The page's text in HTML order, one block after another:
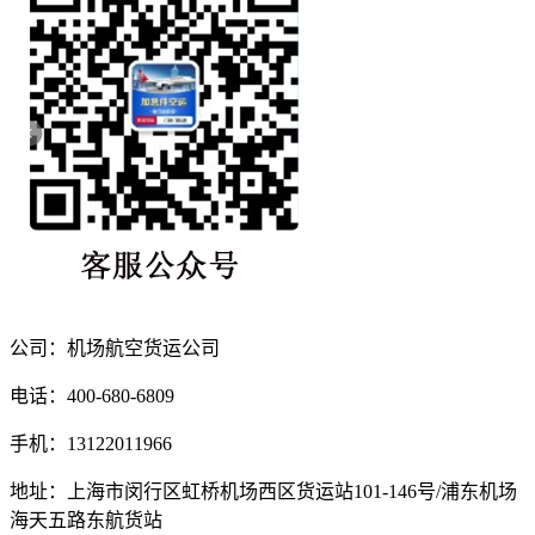
公司：机场航空货运公司
电话：400-680-6809
手机：13122011966
地址：上海市闵行区虹桥机场西区货运站101-146号/浦东机场
海天五路东航货站